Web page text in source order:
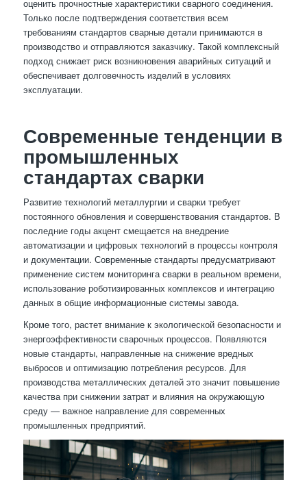
оценить прочностные характеристики сварного соединения.
Только после подтверждения соответствия всем
требованиям стандартов сварные детали принимаются в
производство и отправляются заказчику. Такой комплексный
подход снижает риск возникновения аварийных ситуаций и
обеспечивает долговечность изделий в условиях
эксплуатации.
Современные тенденции в
промышленных
стандартах сварки
Развитие технологий металлургии и сварки требует
постоянного обновления и совершенствования стандартов. В
последние годы акцент смещается на внедрение
автоматизации и цифровых технологий в процессы контроля
и документации. Современные стандарты предусматривают
применение систем мониторинга сварки в реальном времени,
использование роботизированных комплексов и интеграцию
данных в общие информационные системы завода.
Кроме того, растет внимание к экологической безопасности и
энергоэффективности сварочных процессов. Появляются
новые стандарты, направленные на снижение вредных
выбросов и оптимизацию потребления ресурсов. Для
производства металлических деталей это значит повышение
качества при снижении затрат и влияния на окружающую
среду — важное направление для современных
промышленных предприятий.